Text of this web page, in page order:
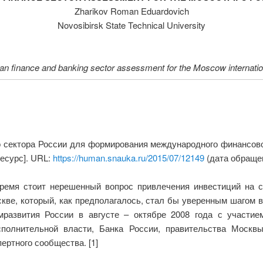
Zharikov Roman Eduardovich
Novosibirsk State Technical University
finance and banking sector assessment for the Moscow
России для формирования международного
URL: https://human.snauka.ru/2015/07/12149(дата
стоит нерешенный вопрос привлечения инвестиций
который, как предполагалось, стал бы уверенным шагом
России в августе – октябре 2008 года с
власти, Банка России, правительства
сообщества. [1]